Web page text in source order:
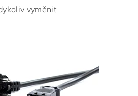
vyměnit